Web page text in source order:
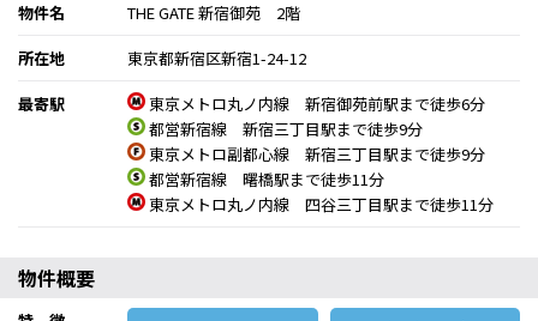
物件名
THE GATE 新宿御苑 2階
所在地
東京都新宿区新宿1-24-12
最寄駅
東京メトロ丸ノ内線 新宿御苑前駅まで徒歩6分
都営新宿線 新宿三丁目駅まで徒歩9分
東京メトロ副都心線 新宿三丁目駅まで徒歩9分
都営新宿線 曙橋駅まで徒歩11分
東京メトロ丸ノ内線 四谷三丁目駅まで徒歩11分
物件概要